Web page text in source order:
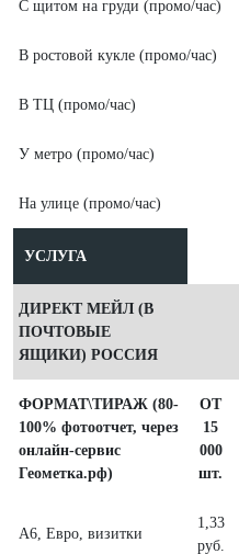
С щитом на груди (промо/час)
В ростовой кукле (промо/час)
В ТЦ (промо/час)
У метро (промо/час)
На улице (промо/час)
УСЛУГА
ДИРЕКТ МЕЙЛ (В
ПОЧТОВЫЕ
ЯЩИКИ) РОССИЯ
ФОРМАТ\ТИРАЖ (80-
100% фотоотчет, через
онлайн-сервис
Геометка.рф)
ОТ
15
000
шт.
А6, Евро, визитки
1,33
руб.